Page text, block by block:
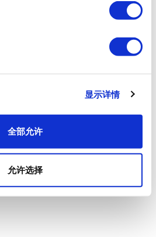
显示详情
全部允许
允许选择